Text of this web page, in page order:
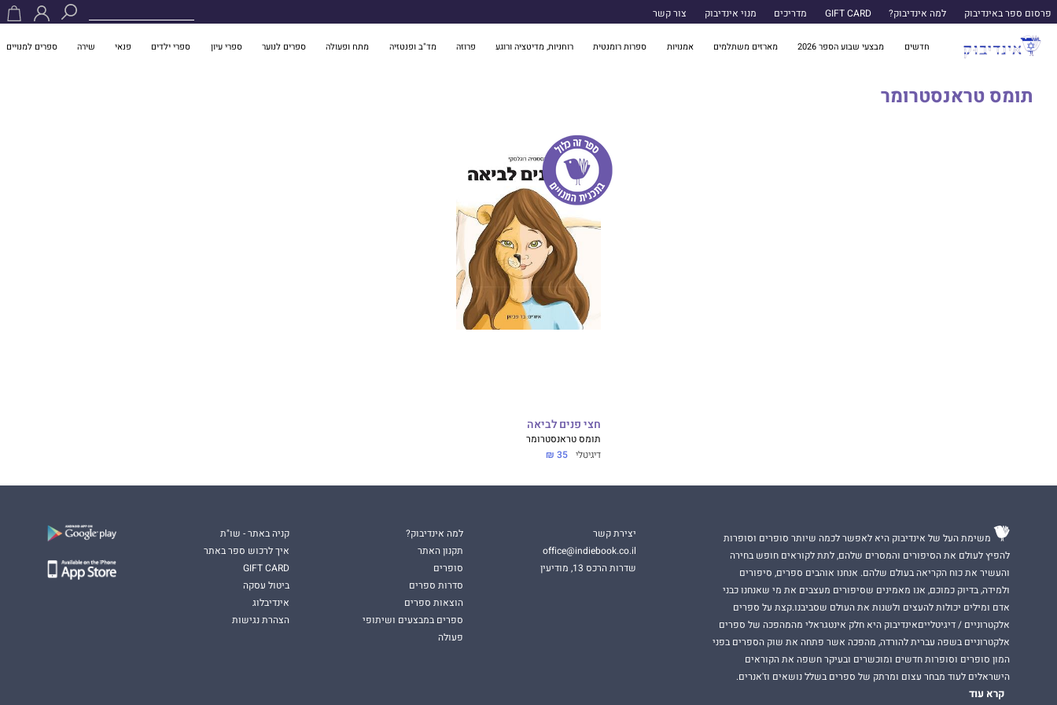
פרסום ספר באינדיבוק למה אינדיבוק? GIFT CARD מדריכים מנוי אינדיבוק צור קשר
חדשים מבצעי שבוע הספר 2026 מארזים משתלמים אמנויות ספרות רומנטית רוחניות, מדיטציה ורוגע פרוזה מד"ב ופנטזיה מתח ופעולה ספרים לנוער ספרי עיון ספרי ילדים פנאי שירה ספרים למנויים
תומס טראנסטרומר
חצי פנים לביאה
תומס טראנסטרומר
דיגיטלי 35 ₪
משימת העל של אינדיבוק היא לאפשר לכמה שיותר סופרים וסופרות
להפיץ לעולם את הסיפורים והמסרים שלהם, לתת לקוראים חופש בחירה
והעשיר את כוח הקריאה בעולם שלהם. אנחנו אוהבים ספרים, סיפורים
ולמידה, בדיוק כמוכם, אנו מאמינים שסיפורים מעצבים את מי שאנחנו כבני
אדם ומילים יכולות להעצים ולשנות את העולם שסביבנו.קצת על ספרים
אלקטרוניים / דיגיטלייםאינדיבוק היא חלק אינטגראלי מהמהפכה של ספרים
אלקטרוניים בשפה עברית להורדה, מהפכה אשר פתחה את שוק הספרים בפני
המון סופרים וסופרות חדשים ומוכשרים ובעיקר חשפה את הקוראים
הישראלים לעוד מבחר עצום ומרתק של ספרים בשלל נושאים וז'אנרים.
קרא עוד
יצירת קשר
office@indiebook.co.il
שדרות הרכס 13, מודיעין
למה אינדיבוק?
תקנון האתר
סופרים
סדרות ספרים
הוצאות ספרים
ספרים במבצעים ושיתופי
פעולה
קניה באתר - שו"ת
איך לרכוש ספר באתר
GIFT CARD
ביטול עסקה
אינדיבלוג
הצהרת נגישות